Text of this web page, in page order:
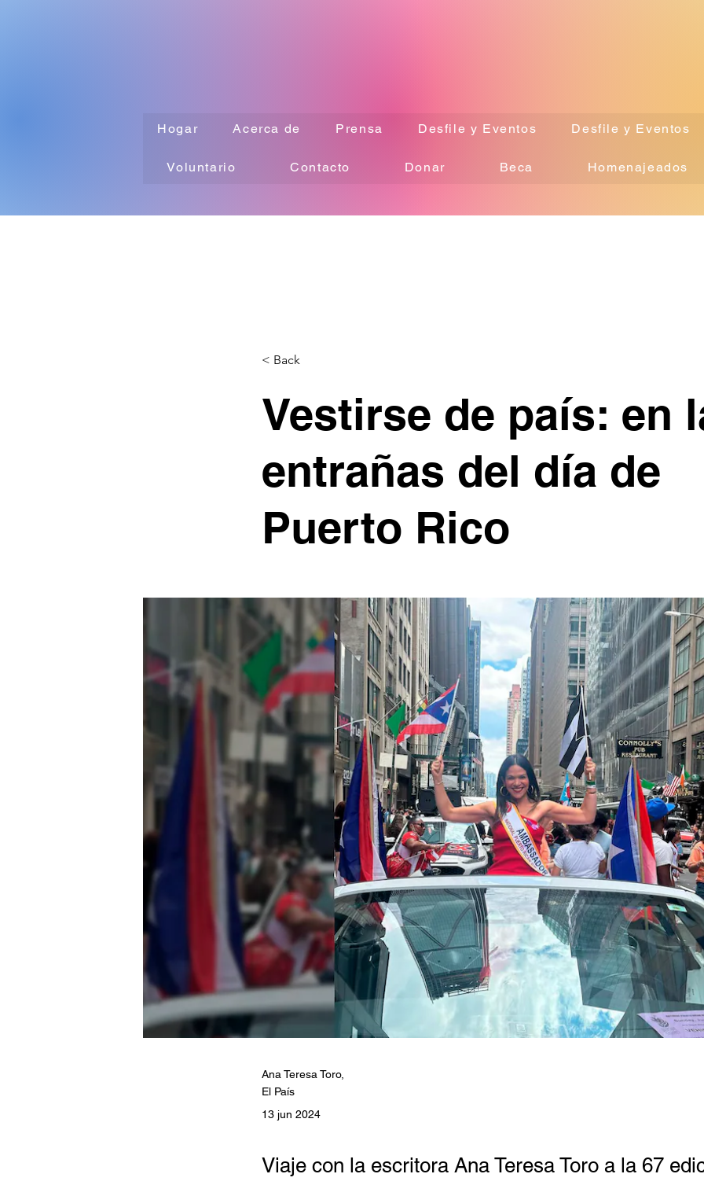
Hogar Acerca de Prensa Desfile y Eventos Desfile y Eventos
Voluntario Contacto Donar Beca Homenajeados
< Back
Vestirse de país: en
entrañas del día de
Puerto Rico
Ana Teresa Toro,
El País
13 jun 2024
Viaje con la escritora Ana Teresa Toro a la 67